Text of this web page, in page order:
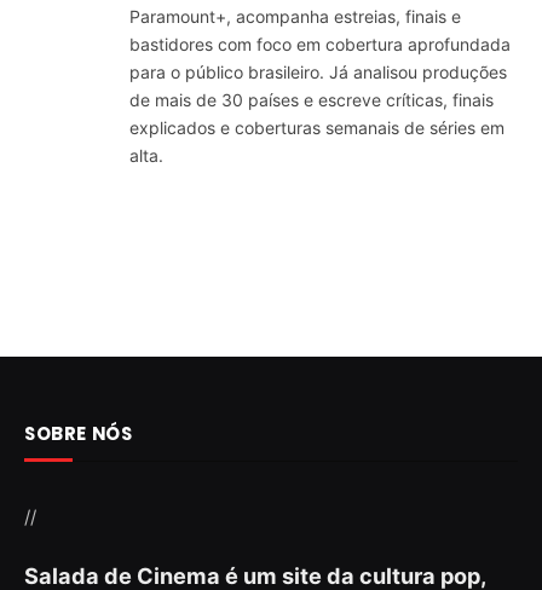
Paramount+, acompanha estreias, finais e
bastidores com foco em cobertura aprofundada
para o público brasileiro. Já analisou produções
de mais de 30 países e escreve críticas, finais
explicados e coberturas semanais de séries em
alta.
SOBRE NÓS
//
Salada de Cinema é um site da cultura pop,